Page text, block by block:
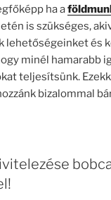
ha a
is szükséges,
lehetőségeinket és
minél hamarabb
teljesítsünk.
bizalommal